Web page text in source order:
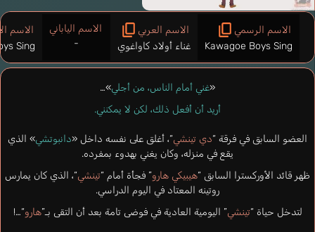
«غني أمام الناس، من أجلي»…
أريد أن أفعل ذلك، لكن لا يمكنني.
العضو السابق في فرقة “دي تينشي“، أغلق على نفسه داخل «دانبوتشي» الذي
يقع في منزله، وكان يغني بهدوء بمفرده.
ظهر قائد الأوركسترا السابق “هيبيكي هارو” فجأة أمام “تينشي“، الذي كان يمارس
روتينه المعتاد في اليوم الدراسي.
لتدخل حياة “تينشي” اليومية العادية في فوضى تامة بعد أن التقى بـ”هارو“…!
الاسم الرسمي
Kawagoe Boys Sing
الاسم العربي
غناء أولاد كاواغوي
الاسم الياباني
-
الاسم
Sing